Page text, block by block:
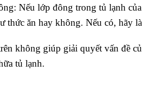
Nếu lớp đông trong tủ lạnh
thức ăn hay không. Nếu có, hãy
không giúp giải quyết vấn đề
tủ lạnh.